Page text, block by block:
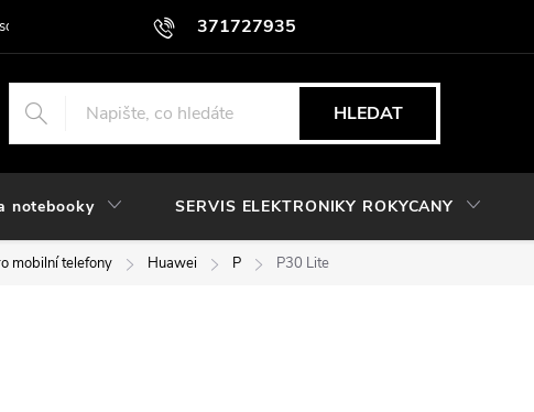
371727935
údajů
HLEDAT
notebooky SERVIS ELEKTRONIKY ROKYCANY
mobilní telefony Huawei P P30 Lite